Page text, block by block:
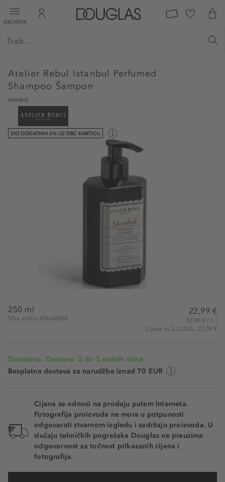
IZBORNIK
Atelier Rebul Istanbul Perfumed
Shampoo Šampon
Istanbul
DO DODATNIH 6% UZ DBC KARTICU
250 ml
Šifra artikla ATE643038
22,99 €
92,00 € / 1 l
Cijena na 2.5.2025.: 22,99 €
Dostupno. Dostava: 2 do 5 radnih dana
Besplatna dostava za narudžbe iznad 70 EUR
Cijena se odnosi na prodaju putem Interneta.
Fotografija proizvoda ne mora u potpunosti
odgovarati stvarnom izgledu i sadržaju proizvoda. U
slučaju tehničkih pogrešaka Douglas ne preuzima
odgovornost za točnost prikazanih cijena i
fotografija.